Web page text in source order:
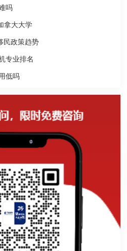
吗
拿大大学
民政策趋势
专业排名
低吗